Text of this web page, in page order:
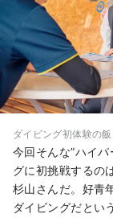
ダイビング初体験の
今回そんな”ハイ
グに初挑戦するの
杉山さんだ。好青
ダイビングだとい